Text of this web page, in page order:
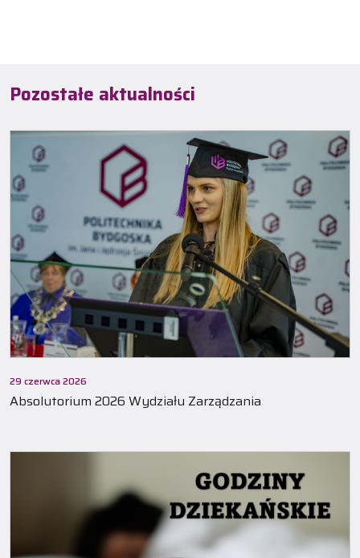
Pozostałe aktualności
29 czerwca 2026
Absolutorium 2026 Wydziału Zarządzania